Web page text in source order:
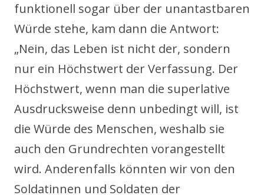
funktionell sogar über der unantastbaren
Würde stehe, kam dann die Antwort:
„Nein, das Leben ist nicht der, sondern
nur ein Höchstwert der Verfassung. Der
Höchstwert, wenn man die superlative
Ausdrucksweise denn unbedingt will, ist
die Würde des Menschen, weshalb sie
auch den Grundrechten vorangestellt
wird. Anderenfalls könnten wir von den
Soldatinnen und Soldaten der